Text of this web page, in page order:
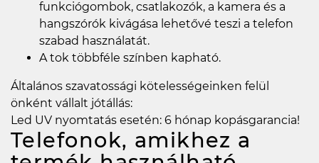
funkciógombok, csatlakozók, a kamera és a
hangszórók kivágása lehetővé teszi a telefon
szabad használatát.
A tok többféle színben kapható.
Általános szavatossági kötelességeinken felül
önként vállalt jótállás:
Led UV nyomtatás esetén: 6 hónap kopásgarancia!
Telefonok, amikhez a